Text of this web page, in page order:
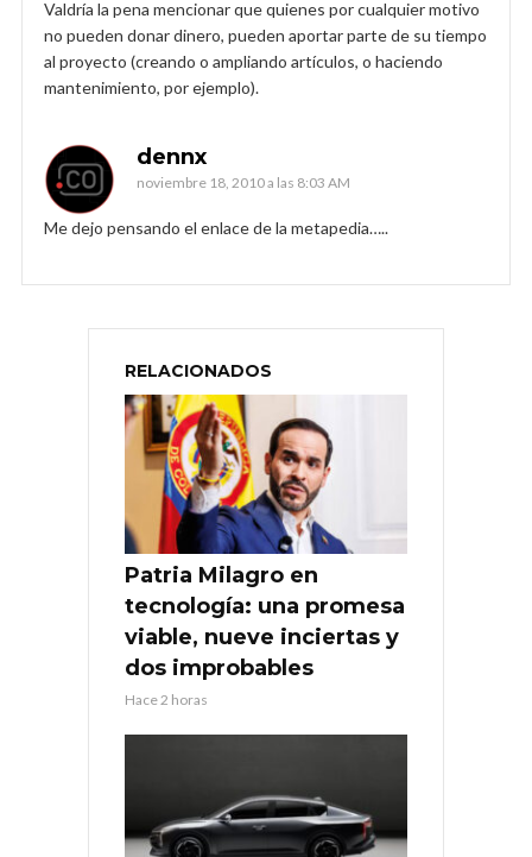
Valdría la pena mencionar que quienes por cualquier motivo
no pueden donar dinero, pueden aportar parte de su tiempo
al proyecto (creando o ampliando artículos, o haciendo
mantenimiento, por ejemplo).
dennx
noviembre 18, 2010 a las 8:03 AM
Me dejo pensando el enlace de la metapedia…..
RELACIONADOS
Patria Milagro en
tecnología: una promesa
viable, nueve inciertas y
dos improbables
Hace 2 horas